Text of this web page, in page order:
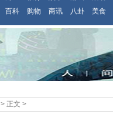
百科 购物 商讯 八卦 美食
> 正文 >